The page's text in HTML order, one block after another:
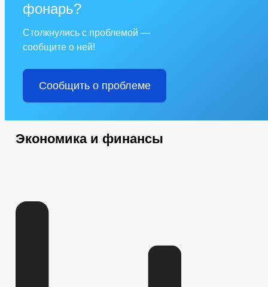
фонарь?
Столкнулись с проблемой —
сообщите о ней!
Сообщить о проблеме
Экономика и финансы